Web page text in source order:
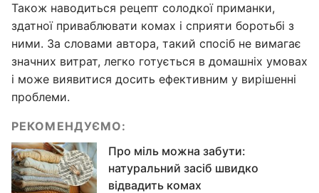
Також наводиться рецепт солодкої приманки,
здатної приваблювати комах і сприяти боротьбі з
ними. За словами автора, такий спосіб не вимагає
значних витрат, легко готується в домашніх умовах
і може виявитися досить ефективним у вирішенні
проблеми.
РЕКОМЕНДУЄМО:
Про міль можна забути:
натуральний засіб швидко
відвадить комах